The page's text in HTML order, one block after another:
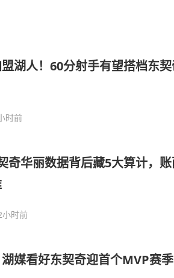
湖人！60分射手有望搭档东
时前
奇华丽数据背后藏5大算计，
小时前
媒看好东契奇迎首个MVP赛